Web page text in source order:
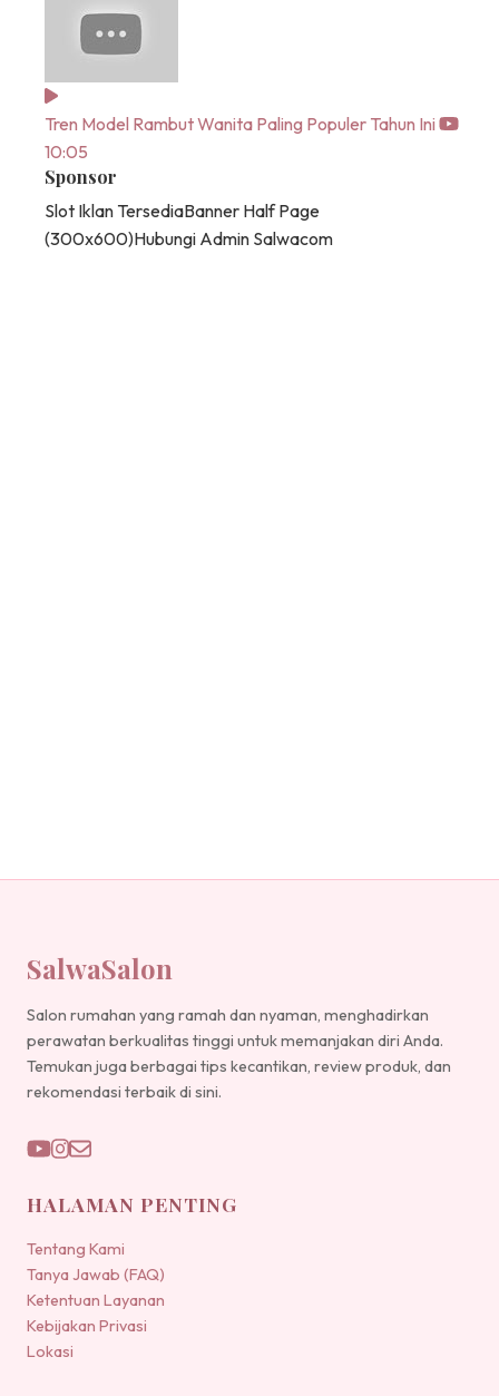
Tren Model Rambut Wanita Paling Populer Tahun Ini
10:05
Sponsor
Slot Iklan TersediaBanner Half Page
(300x600)Hubungi Admin Salwacom
SalwaSalon
Salon rumahan yang ramah dan nyaman, menghadirkan
perawatan berkualitas tinggi untuk memanjakan diri Anda.
Temukan juga berbagai tips kecantikan, review produk, dan
rekomendasi terbaik di sini.
HALAMAN PENTING
Tentang Kami
Tanya Jawab (FAQ)
Ketentuan Layanan
Kebijakan Privasi
Lokasi